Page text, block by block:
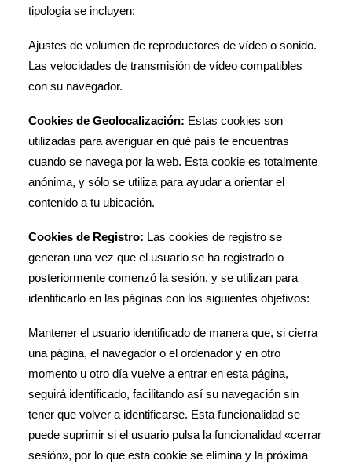
tipología se incluyen:
Ajustes de volumen de reproductores de vídeo o sonido.
Las velocidades de transmisión de vídeo compatibles
con su navegador.
Cookies de Geolocalización: Estas cookies son
utilizadas para averiguar en qué país te encuentras
cuando se navega por la web. Esta cookie es totalmente
anónima, y sólo se utiliza para ayudar a orientar el
contenido a tu ubicación.
Cookies de Registro: Las cookies de registro se
generan una vez que el usuario se ha registrado o
posteriormente comenzó la sesión, y se utilizan para
identificarlo en las páginas con los siguientes objetivos:
Mantener el usuario identificado de manera que, si cierra
una página, el navegador o el ordenador y en otro
momento u otro día vuelve a entrar en esta página,
seguirá identificado, facilitando así su navegación sin
tener que volver a identificarse. Esta funcionalidad se
puede suprimir si el usuario pulsa la funcionalidad «cerrar
sesión», por lo que esta cookie se elimina y la próxima